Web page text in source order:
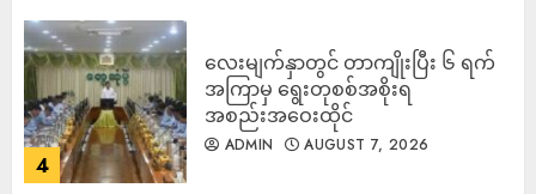
4
လေးမျက်နှာတွင် တာကျိုးပြီး ၆ ရက်
အကြာမှ ရွေးတုစစ်အစိုးရ
အစည်းအဝေးထိုင်
ADMIN AUGUST 7, 2026